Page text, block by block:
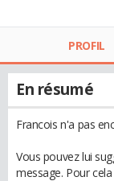
PROFIL
En résumé
Francois n'a pas
Vous pouvez lui
message. Pour